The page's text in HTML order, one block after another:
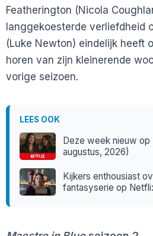
Featherington (Nicola
langgekoesterde verliefdheid
(Luke Newton) eindelijk heeft
horen van zijn kleinerende
vorige seizoen.
LEES OOK
Deze week nieuw op
augustus, 2026)
Kijkers enthousiast
fantasyserie op